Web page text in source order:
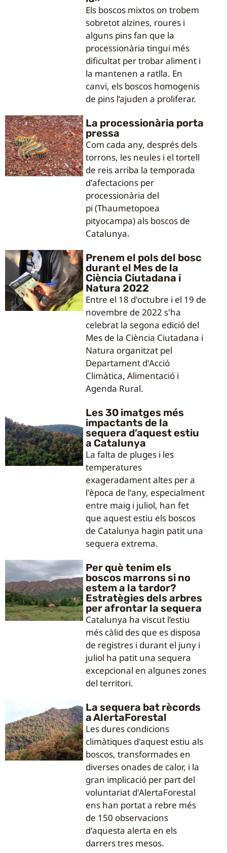
Els boscos mixtos on trobem
sobretot alzines, roures i
alguns pins fan que la
processionària tingui més
dificultat per trobar aliment i
la mantenen a ratlla. En
canvi, els boscos homogenis
de pins l’ajuden a proliferar.
La processionària porta
pressa
Com cada any, després dels
torrons, les neules i el tortell
de reis arriba la temporada
d'afectacions per
processionària del
pi (Thaumetopoea
pityocampa) als boscos de
Catalunya.
Prenem el pols del bosc
durant el Mes de la
Ciència Ciutadana i
Natura 2022
Entre el 18 d'octubre i el 19 de
novembre de 2022 s'ha
celebrat la segona edició del
Mes de la Ciència Ciutadana i
Natura organitzat pel
Departament d'Acció
Climàtica, Alimentació i
Agenda Rural.
Les 30 imatges més
impactants de la
sequera d’aquest estiu
a Catalunya
La falta de pluges i les
temperatures
exageradament altes per a
l'època de l'any, especialment
entre maig i juliol, han fet
que aquest estiu els boscos
de Catalunya hagin patit una
sequera extrema.
Per què tenim els
boscos marrons si no
estem a la tardor?
Estratègies dels arbres
per afrontar la sequera
Catalunya ha viscut l’estiu
més càlid des que es disposa
de registres i durant el juny i
juliol ha patit una sequera
excepcional en algunes zones
del territori.
La sequera bat rècords
a AlertaForestal
Les dures condicions
climàtiques d'aquest estiu als
boscos, transformades en
diverses onades de calor, i la
gran implicació per part del
voluntariat d'AlertaForestal
ens han portat a rebre més
de 150 observacions
d'aquesta alerta en els
darrers tres mesos.